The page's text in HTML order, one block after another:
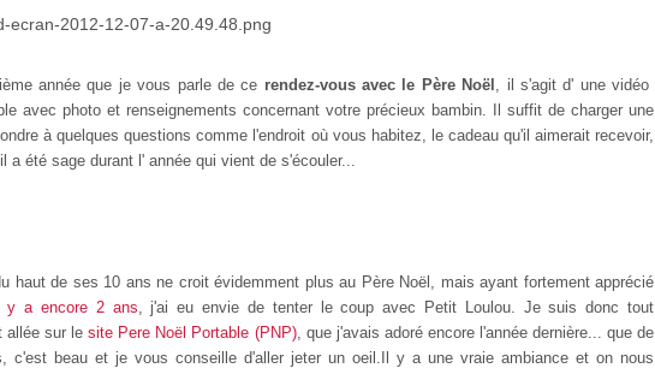
année que je vous parle de ce rendez-vous avec le Père Noël , il s'agit d' une vidéo
avec photo et renseignements concernant votre précieux bambin. Il suffit de charger une
à quelques questions comme l'endroit où vous habitez, le cadeau qu'il aimerait recevoir,
a été sage durant l' année qui vient de s'écouler...
haut de ses 10 ans ne croit évidemment plus au Père Noël, mais ayant fortement apprécié
y a encore 2 ans, j'ai eu envie de tenter le coup avec Petit Loulou. Je suis donc tout
allée sur lesite Pere Noël Portable (PNP), que j'avais adoré encore l'année dernière... que de
c'est beau et je vous conseille d'aller jeter un oeil.Il y a une vraie ambiance et on nous